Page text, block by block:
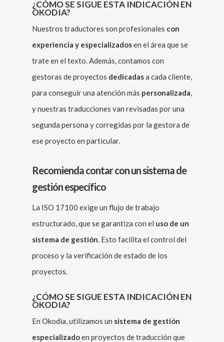
¿CÓMO SE SIGUE ESTA INDICACIÓN EN
OKODIA?
Nuestros traductores son profesionales con
experiencia y especializadosen el área que se
trate en el texto. Además, contamos con
gestoras de proyectos dedicadasa cada cliente,
para conseguir una atención más personalizada,
y nuestras traducciones van revisadas por una
segunda persona y corregidas por la gestora de
ese proyecto en particular.
Recomienda contar con un sistema de
gestión específico
La ISO 17100 exige un flujo de trabajo
estructurado, que se garantiza con el uso de un
sistema de gestión. Esto facilita el control del
proceso y la verificación de estado de los
proyectos.
¿CÓMO SE SIGUE ESTA INDICACIÓN EN
OKODIA?
En Okodia, utilizamos un sistema de gestión
especializadoen proyectos de traducción que